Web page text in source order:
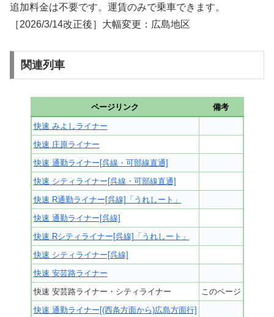
追加料金は不要です。運賃のみで乗車できます。
［2026/3/14改正後］大幅変更：広島地区
関連列車
ページリンク 備考
快速 みよしライナー
快速 庄原ライナー
快速 通勤ライナー[呉線・可部線直通]
快速 シティライナー[呉線・可部線直通]
快速 R通勤ライナー[呉線]「うれしート」
快速 通勤ライナー[呉線]
快速 Rシティライナー[呉線]「うれしート」
快速 シティライナー[呉線]
快速 安芸路ライナー
快速 安芸路ライナー・シティライナー
このページ
快速 通勤ライナー[(西条方面から)広島方面行]